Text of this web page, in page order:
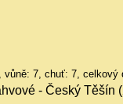
vůně: 7, chuť: 7, celkový
- Český Těšín